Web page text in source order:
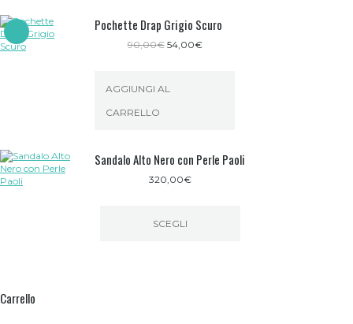
Pochette Drap Grigio Scuro
90,00€ Il
90,00€.
54,00€Il
AGGIUNGI AL
CARRELLO
Sandalo Alto Nero con Perle Paoli
320,00€
SCEGLI
Carrello